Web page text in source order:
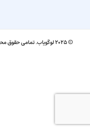
© ۲۰۲۵ لوگویاب. تمامی حقوق محفوظ است.